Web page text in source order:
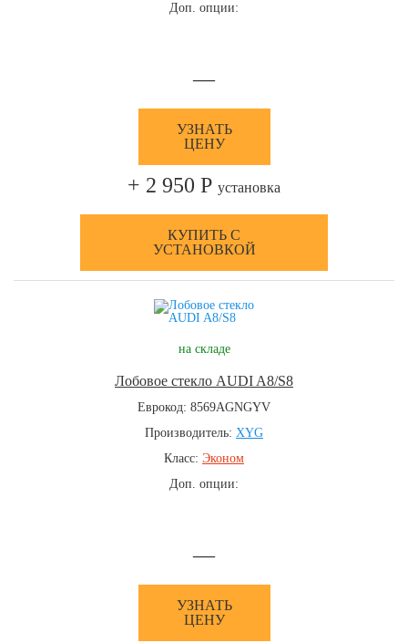
Доп. опции:
—
УЗНАТЬ
ЦЕНУ
+ 2 950 Р установка
КУПИТЬ С
УСТАНОВКОЙ
на складе
Лобовое стекло AUDI A8/S8
Еврокод: 8569AGNGYV
Производитель: XYG
Класс: Эконом
Доп. опции:
—
УЗНАТЬ
ЦЕНУ